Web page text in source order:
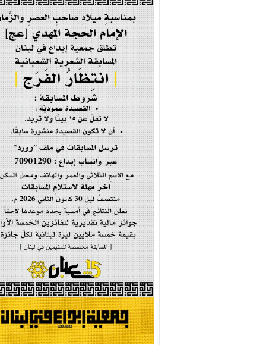
| #فخر_المخدرات |
#صحيفة_المؤمن
إحتفالية #رياحين...
إحتفالية تكريم ا...
#فاطمة_روحي
مولد السيدة #الز�...
#أم_الشهداء
#النجم_الثاقب
#الصديقة_الشهيدة
#على_اُهبة_الدم